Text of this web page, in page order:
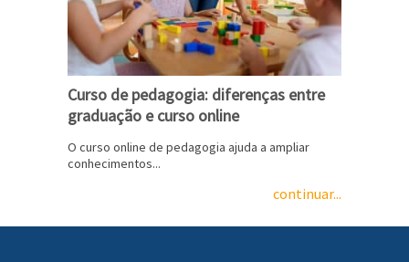
Curso de pedagogia: diferenças entre
graduação e curso online
O curso online de pedagogia ajuda a ampliar
conhecimentos...
continuar...